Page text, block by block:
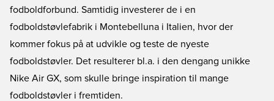
fodboldforbund. Samtidig investerer de i en
fodboldstøvlefabrik i Montebelluna i Italien, hvor der
kommer fokus på at udvikle og teste de nyeste
fodboldstøvler. Det resulterer bl.a. i den dengang unikke
Nike Air GX, som skulle bringe inspiration til mange
fodboldstøvler i fremtiden.